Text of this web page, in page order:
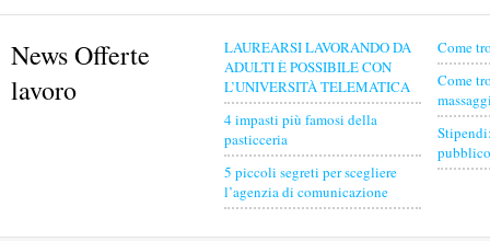
News Offerte
lavoro
LAUREARSI LAVORANDO DA
ADULTI È POSSIBILE CON
L’UNIVERSITÀ TELEMATICA
4 impasti più famosi della
pasticceria
5 piccoli segreti per scegliere
l’agenzia di comunicazione
Come
Come